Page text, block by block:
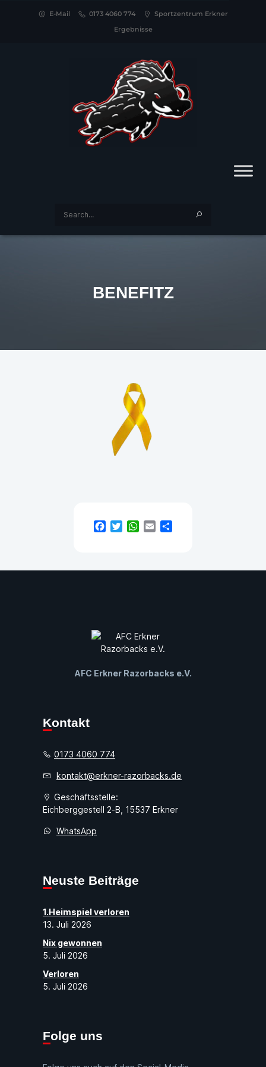
E-Mail 0173 4060 774
Sportzentrum Erkner
Ergebnisse
BENEFITZ
Facebook
TwitterWhatsApp
Email
AFC Erkner Razorbacks e.V.
Kontakt
0173 4060 774
kontakt@erkner-razorbacks.de
Geschäftsstelle:
Eichberggestell 2-B, 15537 Erkner
WhatsApp
Neuste Beiträge
1.Heimspiel verloren
13. Juli 2026
Nix gewonnen
5. Juli 2026
Verloren
5. Juli 2026
Folge uns